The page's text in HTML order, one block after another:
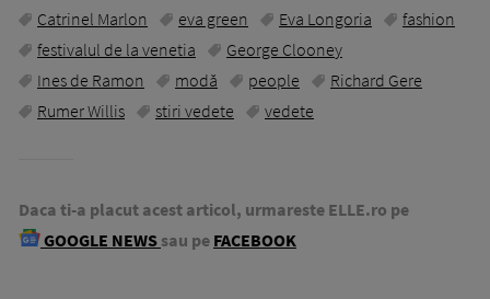
Catrinel Marlon
eva green Eva Longoria
fashion
festivalul de la venetia
George Clooney
Ines de Ramon
modă people
Richard Gere
Rumer Willis
stiri vedete vedete
Daca ti-a placut acest articol, urmareste ELLE.ro pe
GOOGLE NEWS sau pe FACEBOOK